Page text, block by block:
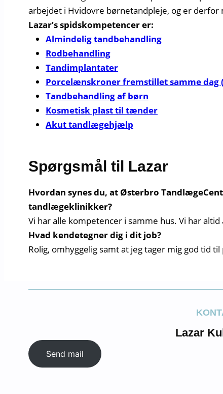
arbejdet i Hvidovre børnetandpleje, og er
Lazar’s spidskompetencer er:
Almindelig tandbehandling
Rodbehandling
Tandimplantater
Porcelænskroner fremstillet samme dag
Tandbehandling af børn
Kosmetisk plast til tænder
Akut tandlægehjælp
Spørgsmål til Lazar
Hvordan synes du, at Østerbro
tandlægeklinikker?
Vi har alle kompetencer i samme hus. Vi har
Hvad kendetegner dig i dit job?
Rolig, omhyggelig samt at jeg tager mig god tid
Lazar
Send mail